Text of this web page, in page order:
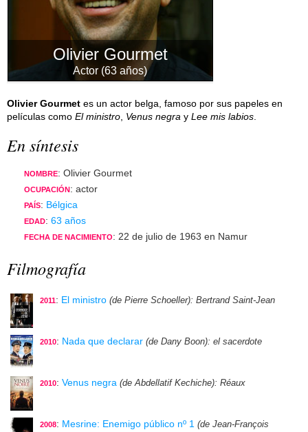
Olivier Gourmet
Actor (63 años)
Olivier Gourmet es un actor belga, famoso por sus papeles en
películas como El ministro Venus negra y Lee mis labios
En síntesis
NOMBRE: Olivier Gourmet
OCUPACIÓN : actor
PAÍS: Bélgica
EDAD: 63 años
FECHA DE NACIMIENTO: 22 de julio de 1963 en Namur
Filmografía
2011: El ministro (de Pierre Schoeller): Bertrand Saint-Jean
2010: Nada que declarar (de Dany Boon): el sacerdote
2010: Venus negra (de Abdellatif Kechiche): Réaux
2008: Mesrine: Enemigo público nº 1 (de Jean-François